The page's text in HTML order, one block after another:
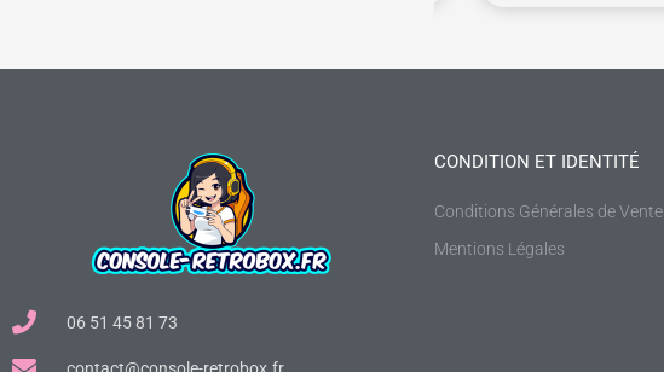
06 51 45 81 73
CONDITION ET IDENTITÉ
Conditions Générales de Vente
Mentions Légales